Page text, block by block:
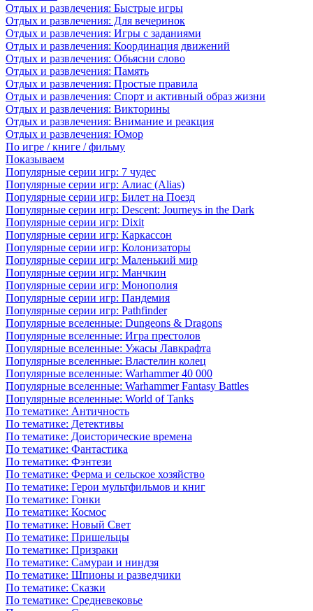
Отдых и развлечения: Быстрые игры
Отдых и развлечения: Для вечеринок
Отдых и развлечения: Игры с заданиями
Отдых и развлечения: Координация движений
Отдых и развлечения: Обьясни слово
Отдых и развлечения: Память
Отдых и развлечения: Простые правила
Отдых и развлечения: Спорт и активный образ жизни
Отдых и развлечения: Викторины
Отдых и развлечения: Внимание и реакция
Отдых и развлечения: Юмор
По игре / книге / фильму
Показываем
Популярные серии игр: 7 чудес
Популярные серии игр: Алиас (Alias)
Популярные серии игр: Билет на Поезд
Популярные серии игр: Descent: Journeys in the Dark
Популярные серии игр: Dixit
Популярные серии игр: Каркассон
Популярные серии игр: Колонизаторы
Популярные серии игр: Маленький мир
Популярные серии игр: Манчкин
Популярные серии игр: Монополия
Популярные серии игр: Пандемия
Популярные серии игр: Pathfinder
Популярные вселенные: Dungeons & Dragons
Популярные вселенные: Игра престолов
Популярные вселенные: Ужасы Лавкрафта
Популярные вселенные: Властелин колец
Популярные вселенные: Warhammer 40 000
Популярные вселенные: Warhammer Fantasy Battles
Популярные вселенные: World of Tanks
По тематике: Античность
По тематике: Детективы
По тематике: Доисторические времена
По тематике: Фантастика
По тематике: Фэнтези
По тематике: Ферма и сельское хозяйство
По тематике: Герои мультфильмов и книг
По тематике: Гонки
По тематике: Космос
По тематике: Новый Свет
По тематике: Пришельцы
По тематике: Призраки
По тематике: Самураи и ниндзя
По тематике: Шпионы и разведчики
По тематике: Сказки
По тематике: Средневековье